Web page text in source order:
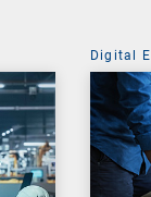
Digital